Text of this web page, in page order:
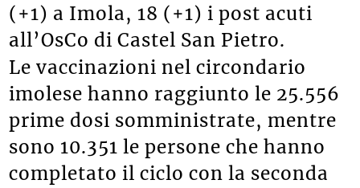
(+1) a Imola, 18 (+1) i post acuti
all’OsCo di Castel San Pietro.
Le vaccinazioni nel circondario
imolese hanno raggiunto le 25.556
prime dosi somministrate, mentre
sono 10.351 le persone che hanno
completato il ciclo con la seconda